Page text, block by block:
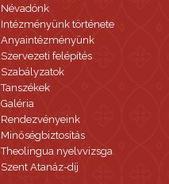
Névadónk
Intézményünk története
Anyaintézményünk
Szervezeti felépítés
Szabályzatok
Tanszékek
Galéria
Rendezvényeink
Minőségbiztosítás
Theolingua nyelvvizsga
Szent Atanáz-díj